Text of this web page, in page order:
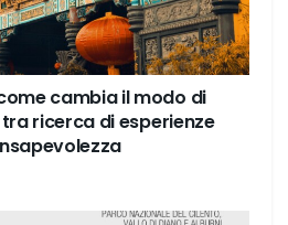
cambia il modo di
ricerca di esperienze